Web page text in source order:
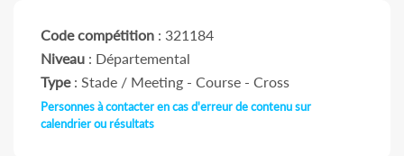
Code compétition : 321184
Niveau : Départemental
Type: Stade / Meeting - Course - Cross
Personnes à contacter en cas d'erreur de contenu sur
calendrier ou résultats